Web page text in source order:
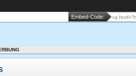
Embed-Code: